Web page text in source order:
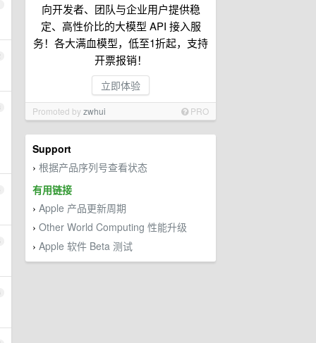
向开发者、团队与企业用户提供稳
定、高性价比的大模型 API 接入服
务！各大满血模型，低至1折起，支持
开票报销！
立即体验
Promoted byzwhui PRO
Support
› 根据产品序列号查看状态
有用链接
› Apple 产品更新周期
› Other World Computing 性能升级
› Apple 软件 Beta 测试